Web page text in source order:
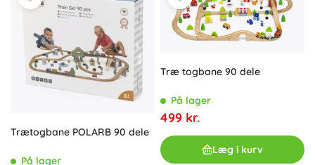
Trætogbane POLARB 90 dele
På lager
Træ togbane 90 dele
På lager
499 kr.
Læg i kurv